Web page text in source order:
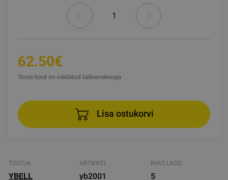
62.50€
Toote hind on näidatud käibemaksuga
Lisa ostukorvi
TOOTJA
YBELL
ARTIKKEL
yb2001
RIIAS LAOS:
5